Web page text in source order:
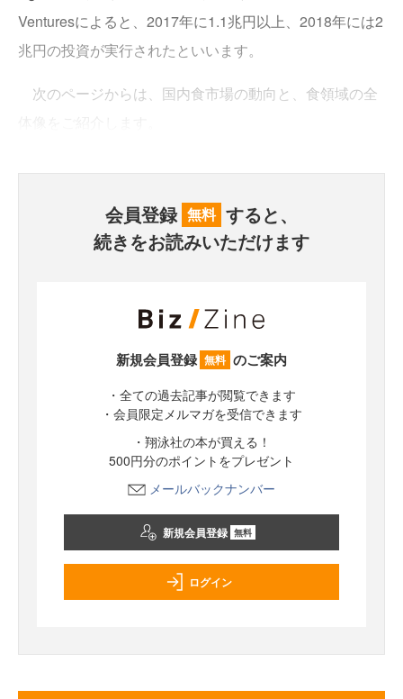
Venturesによると、2017年に1.1兆円以上、2018年には2
兆円の投資が実行されたといいます。
次のページからは、国内食市場の動向と、食領域の全
会員登録 無料 すると、
続きをお読みいただけます
新規会員登録 無料 のご案内
・全ての過去記事が閲覧できます
・会員限定メルマガを受信できます
・翔泳社の本が買える！
500円分のポイントをプレゼント
メールバックナンバー
新規会員登録 無料
ログイン